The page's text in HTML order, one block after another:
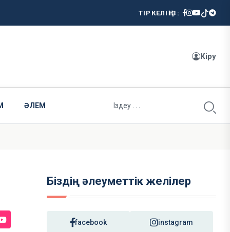
ТІРКЕЛІҢІЗ:
Кіру
ӘЛЕМ
Біздің әлеуметтік желілер
facebook instagram